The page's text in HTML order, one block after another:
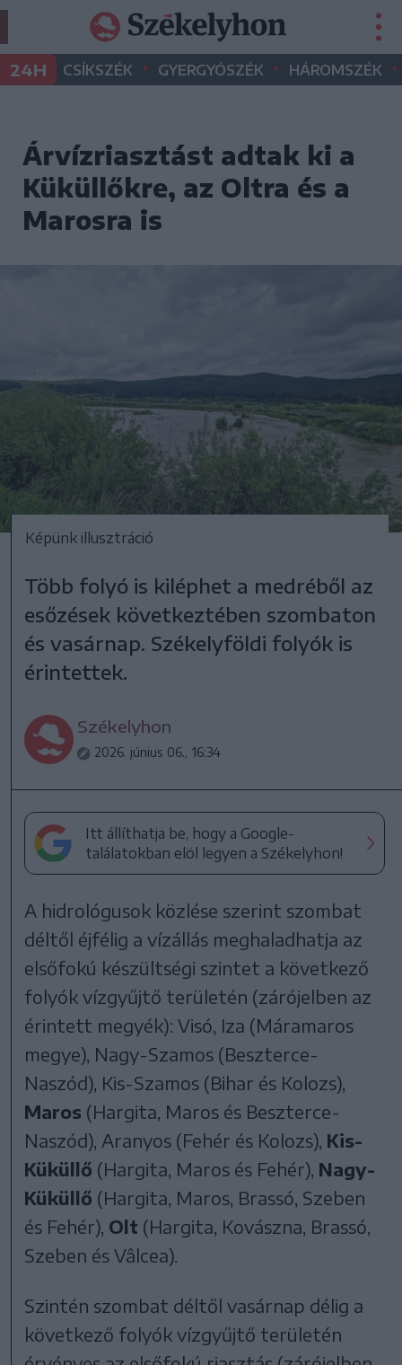
24H CSÍKSZÉK • GYERGYÓSZÉK • HÁROMSZÉK •
Árvízriasztást adtak ki a
Küküllőkre, az Oltra és a
Marosra is
Képünk illusztráció
Több folyó is kiléphet a medréből az
esőzések következtében szombaton
és vasárnap. Székelyföldi folyók is
érintettek.
Székelyhon
2026. június 06., 16:34
Itt állíthatja be, hogy a Google-
találatokban elöl legyen a Székelyhon!
A hidrológusok közlése szerint szombat
déltől éjfélig a vízállás meghaladhatja az
elsőfokú készültségi szintet a következő
folyók vízgyűjtő területén (zárójelben az
érintett megyék): Visó, Iza (Máramaros
megye), Nagy-Szamos (Beszterce-
Naszód), Kis-Szamos (Bihar és Kolozs),
Maros (Hargita, Maros és Beszterce-
Naszód), Aranyos (Fehér és Kolozs), Kis-
Küküllő (Hargita, Maros és Fehér), Nagy-
Küküllő (Hargita, Maros, Brassó, Szeben
és Fehér), Olt (Hargita, Kovászna, Brassó,
Szeben és Vâlcea).
Szintén szombat déltől vasárnap délig a
következő folyók vízgyűjtő területén